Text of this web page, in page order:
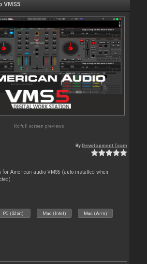
VMS5
No full screen previews
ByDevelopment Team
American audio VMS5 (auto-installed when
PC (32bit) Mac (Intel) Mac (Arm)